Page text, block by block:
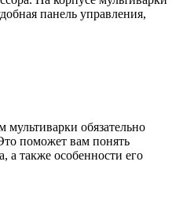
панель управления,
обязательно
поможет вам понять
а также особенности его